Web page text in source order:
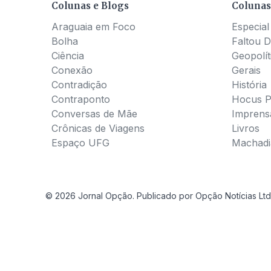
Colunas e Blogs
Araguaia em Foco
Bolha
Ciência
Conexão
Contradição
Contraponto
Conversas de Mãe
Crônicas de Viagens
Espaço UFG
Faltou
Gerais
História
Hocus
Livros
© 2026 Jornal Opção. Publicado por Opção Notícias